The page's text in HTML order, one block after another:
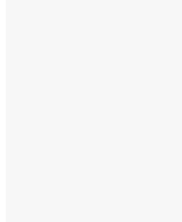
8 лютого, в храмі святителя
Збручанське Борщівського
Української
духовенство єпархії
літургію та чин поховання
настоятеля парафії
протоієрея Ігоря Накураша
тяжкої хвороби на 38-му році
З благословення
єпископа Мукачівського і
Карпатською і
богослужіння та чин поховання
настоятель храмів
Київського Володимира в
рівноапостольної Великої
митрофорний протоієрей
собору духовенства